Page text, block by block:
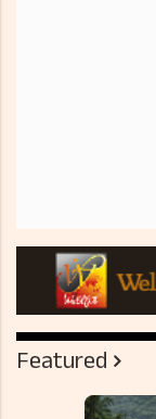
Featured